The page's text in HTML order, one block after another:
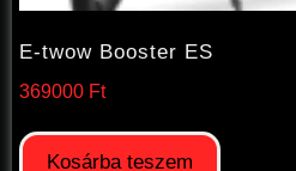
E-twow Booster ES
369000 Ft
Kosárba teszem